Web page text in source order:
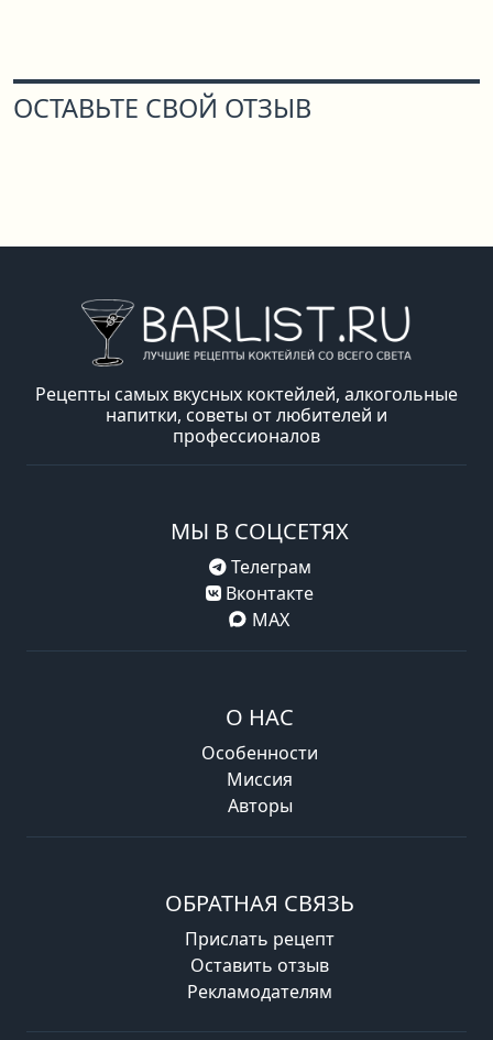
ОСТАВЬТЕ СВОЙ ОТЗЫВ
Рецепты самых вкусных коктейлей, алкогольные
напитки, советы от любителей и
профессионалов
МЫ В СОЦСЕТЯХ
Телеграм
Вконтакте
MAX
О НАС
Особенности
Миссия
Авторы
ОБРАТНАЯ СВЯЗЬ
Прислать рецепт
Оставить отзыв
Рекламодателям